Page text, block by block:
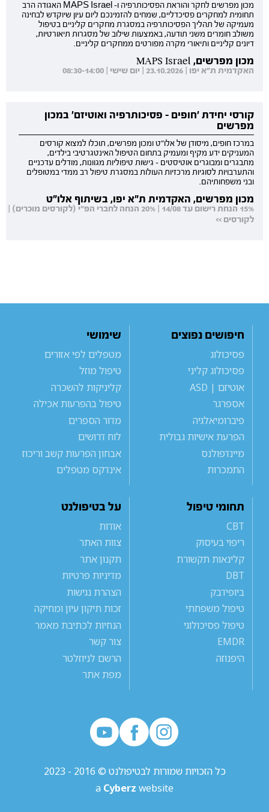
מכון מפרשים לחקר והוראת הפסיכותרפיה ו- MAPS Israel האגודה הרב
תחומית למחקרים פסיכדליים, שמחים להזמינכם ליום עיון שיוקדש לבחינה
מעמיקה של תהליך הפסיכותרפיה במסגרת מחקרים קליניים בטיפול
משולב חומרים משני תודעה, באמצעות שילוב של מסגרות תיאורטיות,
דיונים קליניים ותיאורי מקרה מפורטים ממחקרים קליניים.
מכון מפרשים, MAPS Israel
האקדמית ת"א יפו | 23.10.2026 | יום שישי | 08:30-14:00
קורסי יחידת 'חופים - פסיכותרפיה ואוטיזם' במכון
מפרשים
במרכז חופים, מיסודן של אלו"ט ומכון מפרשים, תוכלו למצוא קורסים
המעניקים ידע מקיף ומעמיק בתחום הטיפול האינטגרטיבי בילדים,
מתבגרים ומבוגרים אוטיסטים - גישות טיפוליות מגוונות, מודלים עדכניים
והתערבויות לסוגיות מרכזיות העולות במסגרת טיפול רב ממדי במטופלים
ובני משפחותיהם.
מכון מפרשים, האקדמית ת"א יפו, בשיתוף אלו"ט
15% הנחת רישום עד 14/08 | 20% הנחה לחברי הפ"י (לקורסים מוכרים) |
לקורסים >>
חיפושים נפוצים
פסיכולוג
פסיכולוג קליני
אוטיזם | ASD
אספרגר
פיברומיאלגיה
הפרעת אישיות גבולית
מיינדפולנס
התמכרות
שימושי
מטפלים לפי אזורים
טיפול מוזל
קליניקות להשכרה
טיפול בהפרעות אכילה
מדור הספרים
לוח דרושים
אבחון הפרעות קשב וריכוז
אינדקס מטפלים
תחומי טיפול
CBT
ריפוי בעיסוק
קלינאות תקשורת
DBT
ביופידבק
טיפול משפחתי
טיפול פסיכולוגי
EMDR
היפנוזה
על בטיפולנט
אודות
צוות האתר
תקנון אתר
מדיניות פרטיות
הצהרת נגישות
זכות תיקון עיון ומחיקה
הנחיות לכתיבת מאמר
צור קשר
הרשם לניוזלטר
מפת אתר
כל הזכויות שמורות לבטיפולנט © 2016 - 2023
a Cyberz website